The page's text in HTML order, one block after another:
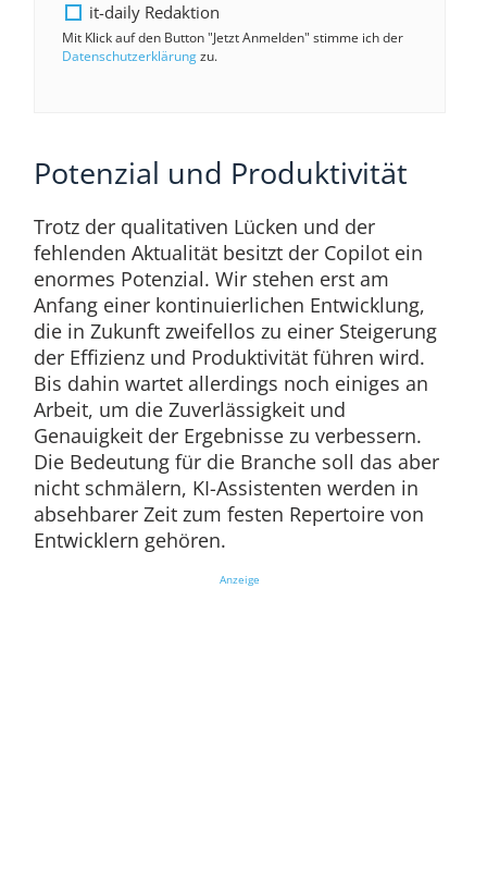
it-daily Redaktion
Mit Klick auf den Button "Jetzt Anmelden" stimme ich der
Datenschutzerklärungzu.
Potenzial und Produktivität​
Trotz der qualitativen Lücken und der
fehlenden Aktualität besitzt der Copilot ein
enormes Potenzial. Wir stehen erst am
Anfang einer kontinuierlichen Entwicklung,
die in Zukunft zweifellos zu einer Steigerung
der Effizienz und Produktivität führen wird.
Bis dahin wartet allerdings noch einiges an
Arbeit, um die Zuverlässigkeit und
Genauigkeit der Ergebnisse zu verbessern.
Die Bedeutung für die Branche soll das aber
nicht schmälern, KI-Assistenten werden in
absehbarer Zeit zum festen Repertoire von
Entwicklern gehören.
Anzeige